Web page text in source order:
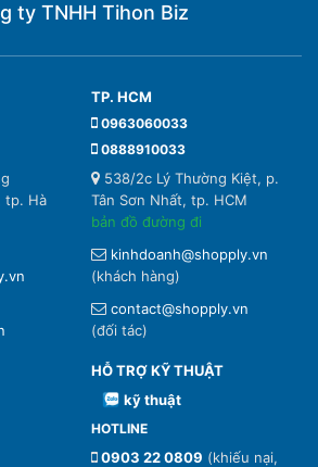
ty TNHH Tihon Biz
tp. Hà
TP. HCM
0963060033
0888910033
538/2c Lý Thường Kiệt, p.
Tân Sơn Nhất, tp. HCM
bản đồ đường đi
kinhdoanh@shopply.vn
(khách hàng)
contact@shopply.vn
(đối tác)
HỖ TRỢ KỸ THUẬT
kỹ thuật
HOTLINE
0903 22 0809 (khiếu nại,